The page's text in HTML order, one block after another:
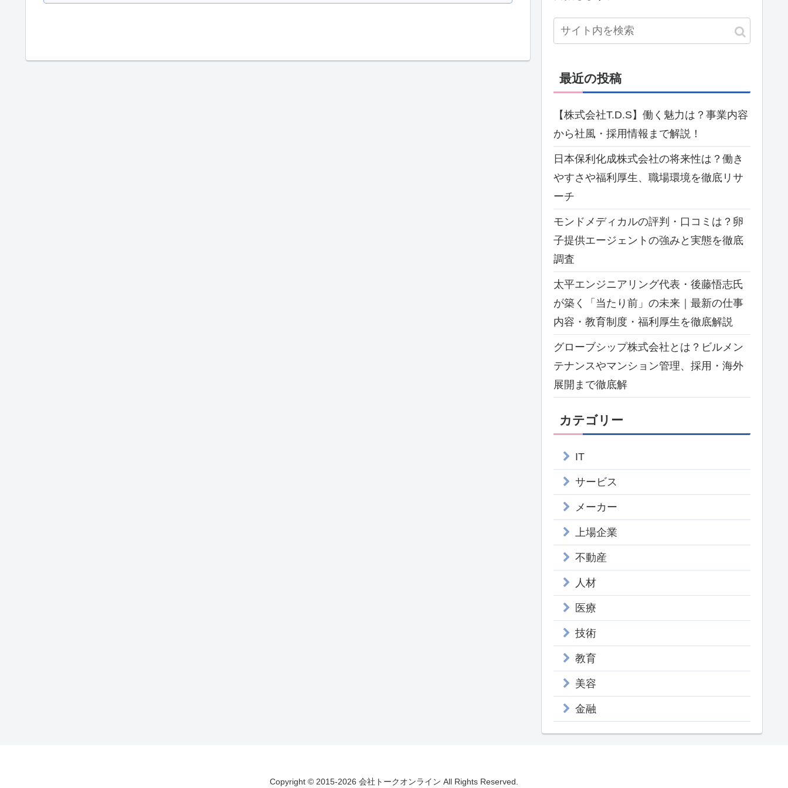
最近の投稿
【株式会社T.D.S】働く魅力は？事業内容
から社風・採用情報まで解説！
日本保利化成株式会社の将来性は？働き
やすさや福利厚生、職場環境を徹底リサ
ーチ
モンドメディカルの評判・口コミは？卵
子提供エージェントの強みと実態を徹底
調査
太平エンジニアリング代表・後藤悟志氏
が築く「当たり前」の未来｜最新の仕事
内容・教育制度・福利厚生を徹底解説
グローブシップ株式会社とは？ビルメン
テナンスやマンション管理、採用・海外
展開まで徹底解
カテゴリー
IT
サービス
メーカー
上場企業
不動産
人材
医療
技術
教育
美容
金融
Copyright © 2015-2026 会社トークオンライン All Rights Reserved.